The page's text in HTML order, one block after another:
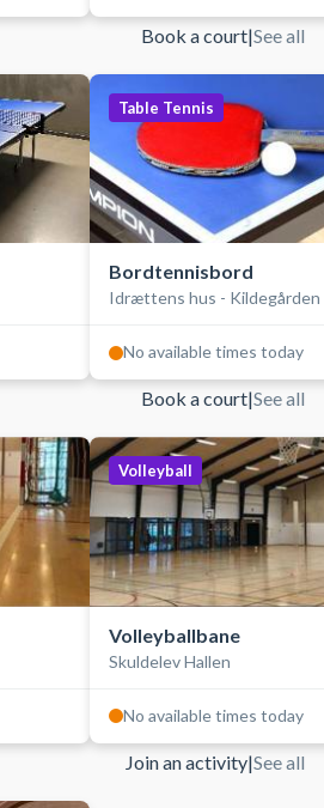
Book a court|See all
Table Tennis
Bordtennisbord
Idrættens hus - Kildegården
No available times today
Book a court|See all
Volleyball
Volleyballbane
Skuldelev Hallen
No available times today
Join an activity|See all